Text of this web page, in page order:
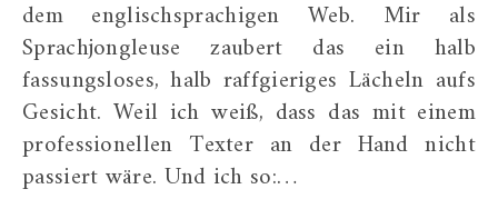
dem englischsprachigen Web. Mir als
Sprachjongleuse zaubert das ein halb
fassungsloses, halb raffgieriges Lächeln aufs
Gesicht. Weil ich weiß, dass das mit einem
professionellen Texter an der Hand nicht
passiert wäre. Und ich so:…